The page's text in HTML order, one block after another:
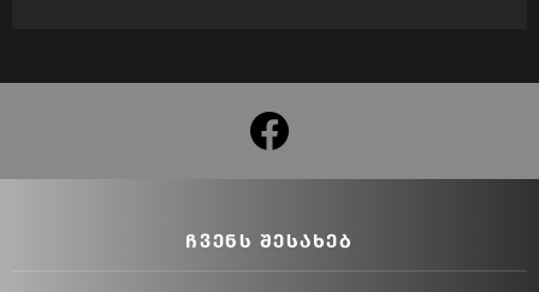
facebook
ᲩᲕᲔᲜᲡ ᲨᲔᲡᲐᲮᲔᲑ